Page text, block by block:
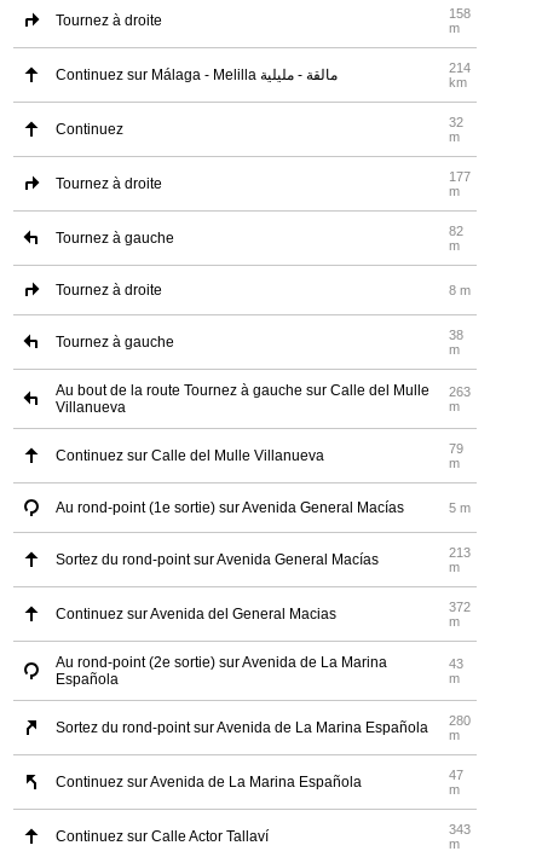
Tournez à droite
158
m
Continuez sur Málaga - Melilla مالقة - مليلية
214
km
Continuez
32
m
Tournez à droite
177
m
Tournez à gauche
82
m
Tournez à droite 8 m
Tournez à gauche
38
m
Au bout de la route Tournez à gauche sur Calle del Mulle
Villanueva
263
m
Continuez sur Calle del Mulle Villanueva
79
m
Au rond-point (1e sortie) sur Avenida General Macías 5 m
Sortez du rond-point sur Avenida General Macías
213
m
Continuez sur Avenida del General Macias
372
m
Au rond-point (2e sortie) sur Avenida de La Marina
Española
43
m
Sortez du rond-point sur Avenida de La Marina Española
280
m
Continuez sur Avenida de La Marina Española
47
m
Continuez sur Calle Actor Tallaví
343
m